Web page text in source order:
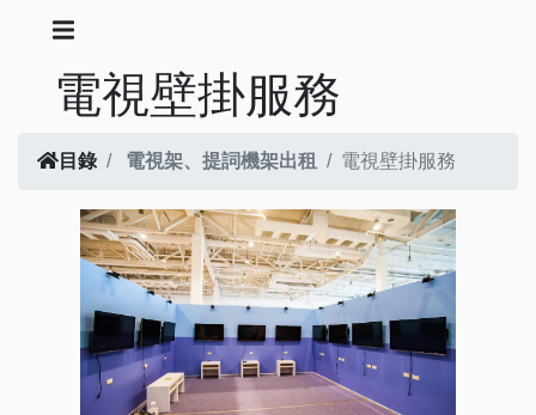
電視壁掛服務
目錄 電視架、提詞機架出租 電視壁掛服務